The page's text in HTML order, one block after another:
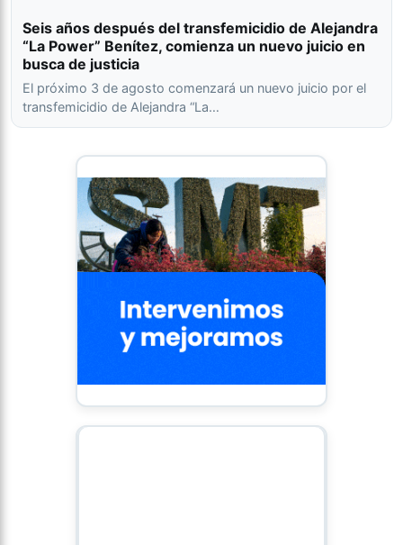
Seis años después del transfemicidio de Alejandra
“La Power” Benítez, comienza un nuevo juicio en
busca de justicia
El próximo 3 de agosto comenzará un nuevo juicio por el
transfemicidio de Alejandra “La…